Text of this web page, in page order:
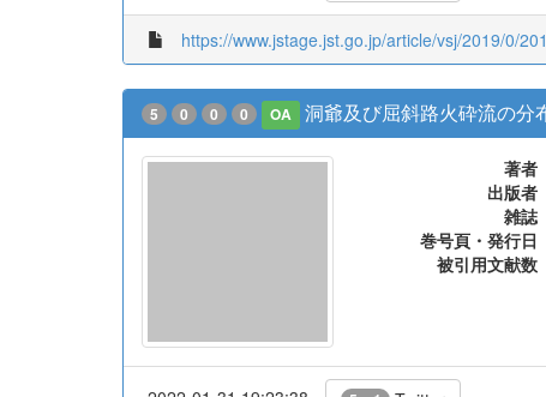
2022-05-08 16:10:35 5 + 6
https://www.jstage.jst.go.jp/article/vsj/2019/0/
洞爺及び屈斜路火砕流の
著者
出版者